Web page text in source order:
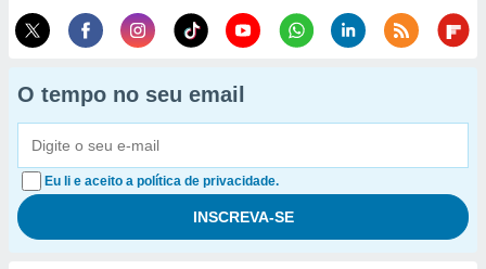
O tempo no seu email
Eu li e aceito a política de privacidade.